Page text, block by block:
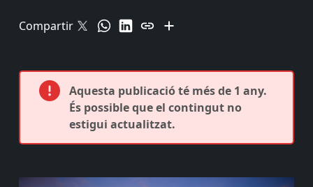
Compartir
Aquesta publicació té més de 1 any.
És possible que el contingut no
estigui actualitzat.